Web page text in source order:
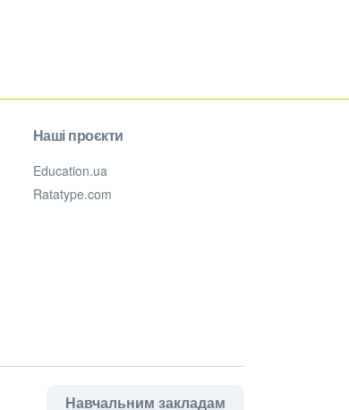
Наші проєкти
Education.ua
Ratatype.com
Навчальним закладам